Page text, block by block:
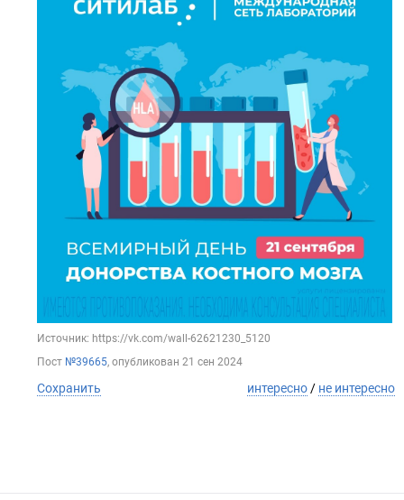
Источник: https://vk.com/wall-62621230_5120
Пост №39665, опубликован 21 сен 2024
Сохранить интересно / не интересно